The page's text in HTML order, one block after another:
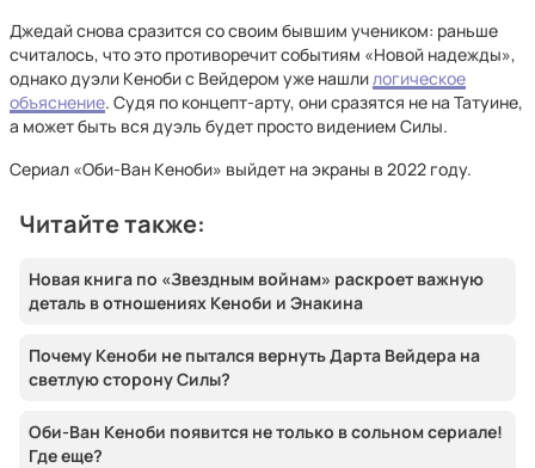
Джедай снова сразится со своим бывшим учеником: раньше
считалось, что это противоречит событиям «Новой надежды»,
однако дуэли Кеноби с Вейдером уже нашлилогическое
объяснение. Судя по концепт-арту, они сразятся не на Татуине,
а может быть вся дуэль будет просто видением Силы.
Сериал «Оби-Ван Кеноби» выйдет на экраны в 2022 году.
Читайте также:
Новая книга по «Звездным войнам» раскроет важную
деталь в отношениях Кеноби и Энакина
Почему Кеноби не пытался вернуть Дарта Вейдера на
светлую сторону Силы?
Оби-Ван Кеноби появится не только в сольном сериале!
Где еще?